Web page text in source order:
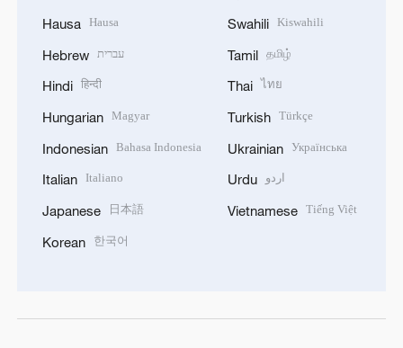
Hausa Hausa
Hebrew עברית
Hindi हिन्दी
Hungarian Magyar
Indonesian Bahasa Indonesia
Italian Italiano
Japanese 日本語
Korean 한국어
Swahili Kiswahili
Tamil தமிழ்
Thai ไทย
Turkish Türkçe
Ukrainian Українська
Urdu اردو
Vietnamese Tiếng Việt